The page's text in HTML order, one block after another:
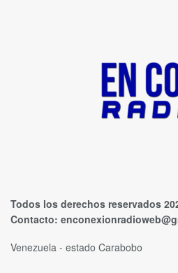
Todos los derechos reservados
Contacto:
Venezuela - estado Carabobo